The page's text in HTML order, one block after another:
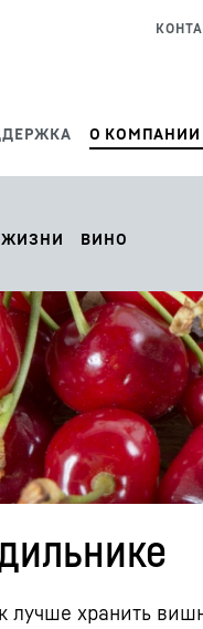
О КОМПАНИИ
ЖИЗНИ ВИНО
лучше хранить